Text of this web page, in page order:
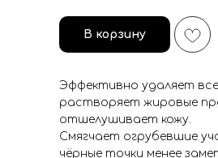
В корзину
Эффективно удаляет все
растворяет жировые
отшелушивает кожу.
Смягчает огрубевшие
чёрные точки менее